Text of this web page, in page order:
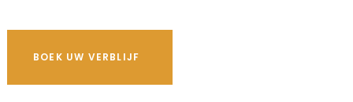
BOEK UW VERBLIJF
Koetshuis Panorama